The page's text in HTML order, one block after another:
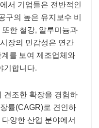
서 기업들은 전반적인
구의 높은 유지보수 비
한 철강, 알루미늄과
장의 민감성은 연간
를 보여 제조업체와
기합니다.
견조한 확장을 경험하
률(CAGR)로 견인하
양한 산업 분야에서